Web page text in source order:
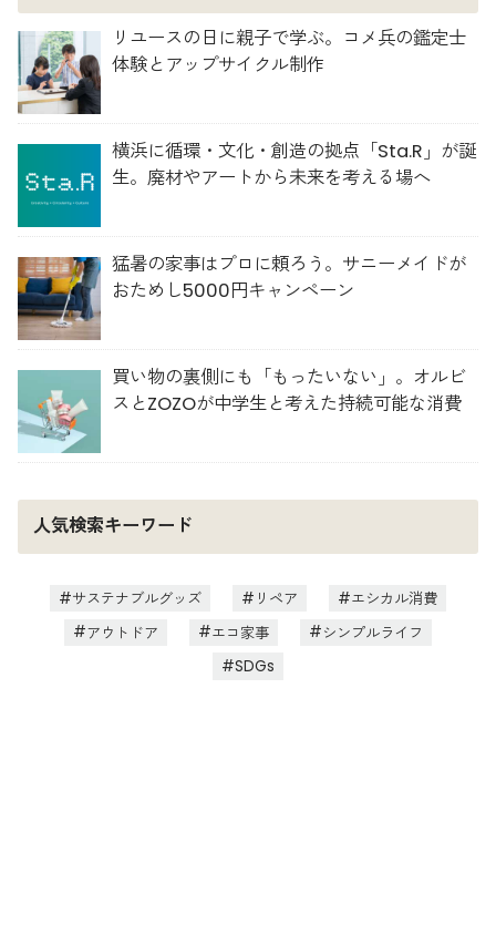
リユースの日に親子で学ぶ。コメ兵の鑑定士
体験とアップサイクル制作
横浜に循環・文化・創造の拠点「Sta.R」が誕
生。廃材やアートから未来を考える場へ
猛暑の家事はプロに頼ろう。サニーメイドが
おためし5000円キャンペーン
買い物の裏側にも「もったいない」。オルビ
スとZOZOが中学生と考えた持続可能な消費
人気検索キーワード
サステナブルグッズ リペア
エシカル消費
アウトドア
エコ家事
シンプルライフ
SDGs